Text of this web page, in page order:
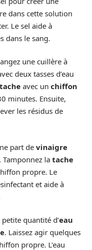
dans cette solution
Le sel aide à
dans le sang.
une cuillère à
deux tasses d’eau
tache avec un chiffon
minutes. Ensuite,
les résidus de
part de vinaigre
Tamponnez la tache
propre. Le
et aide à
quantité d’eau
. Laissez agir quelques
propre. L’eau